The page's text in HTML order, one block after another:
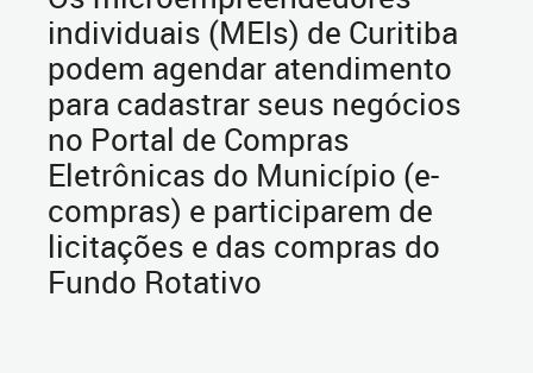
individuais (MEIs) de Curitiba
podem agendar atendimento
para cadastrar seus negócios
no Portal de Compras
Eletrônicas do Município (e-
compras) e participarem de
licitações e das compras do
Fundo Rotativo